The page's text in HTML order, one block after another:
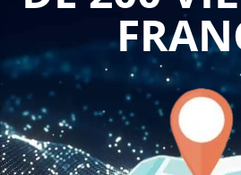
entreprises exécutantes.
Se former à la sécurité sur les
maîtriser la réglementation
construction et de génie civil. Les
Code du travail, les obligations du
entrepreneurs, les règles de